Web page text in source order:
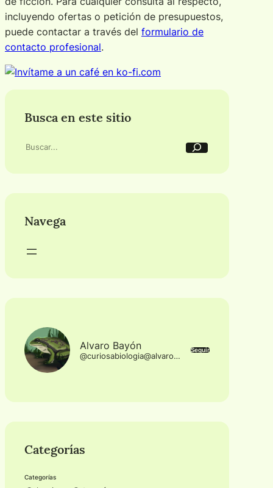
incluyendo ofertas o petición de presupuestos,
puede contactar a través del formulario de
contacto profesional.
Busca en este sitio
B
c
Navega
Alvaro Bayón
@curiosabiologia@alvaropruebas.adrirodrigop12.es
Seguir
Categorías
Categorías